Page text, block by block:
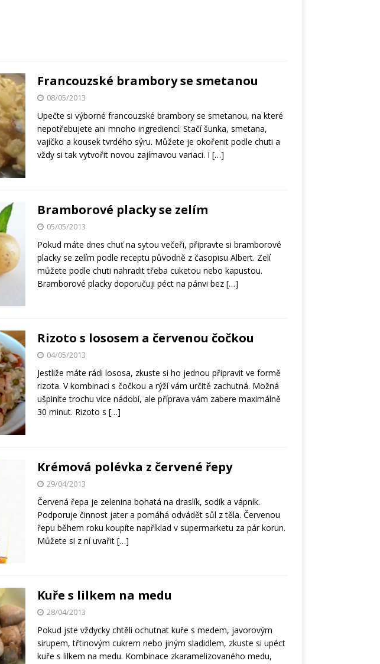
Francouzské brambory se smetanou
08/05/2013
Upečte si výborné francouzské brambory se smetanou, na které
nepotřebujete ani mnoho ingrediencí. Stačí šunka, smetana,
vajíčko a kousek tvrdého sýru. Můžete je okořenit podle chuti a
vždy si tak vytvořit novou zajímavou variaci. I […]
Bramborové placky se zelím
05/05/2013
Pokud máte dnes chuť na sytou večeři, připravte si bramborové
placky se zelím podle receptu původně z časopisu Albert. Zelí
můžete podle chuti nahradit třeba cuketou nebo kapustou.
Bramborové placky doporučuji péct na pánvi bez […]
Rizoto s lososem a červenou čočkou
04/05/2013
Jestliže máte rádi lososa, zkuste si ho jednou připravit ve formě
rizota. V kombinaci s čočkou a rýží vám určitě zachutná. Možná
ušpiníte trochu více nádobí, ale příprava vám zabere maximálně
30 minut. Rizoto s […]
Krémová polévka z červené řepy
29/04/2013
Červená řepa je zelenina bohatá na draslík, sodík a vápník.
Podporuje činnost jater a pomáhá odvádět sůl z těla. Červenou
řepu během roku koupíte například v supermarketu za pár korun.
Můžete si z ní uvařit […]
Kuře s lilkem na medu
28/04/2013
Pokud jste vždycky chtěli ochutnat kuře s medem, javorovým
sirupem, třtinovým cukrem nebo jiným sladidlem, zkuste si upéct
kuře s lilkem na medu. Kombinace zkaramelizovaného medu,